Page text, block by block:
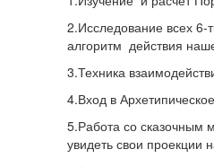
2.Исследование всех 6-
алгоритм действия
3.Техника
4.Вход в
5.Работа со сказочным
увидеть свои проекции